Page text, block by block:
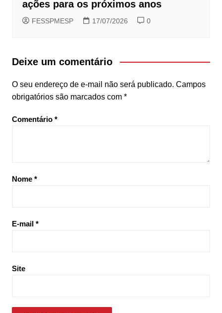
ações para os próximos anos
FESSPMESP 17/07/2026 0
Deixe um comentário
O seu endereço de e-mail não será publicado. Campos
obrigatórios são marcados com *
Comentário *
Nome *
E-mail *
Site